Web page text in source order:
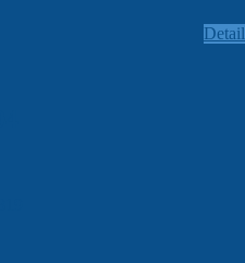
Detail